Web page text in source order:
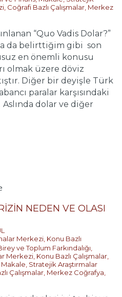
Coğrafi Bazlı Çalışmalar Merkez
“Quo Vadis Dolar?”
da belirttiğim gibi son
en önemli konusu
olmak üzere döviz
Diğer bir deyişle Türk
paralar karşısındaki
Aslında dolar ve diğer
NEDEN VE OLASI
Merkezi, Konu Bazlı
ve Toplum Farkındalığı,
Merkezi, Konu Bazlı Çalışmalar,
Makale, Stratejik Araştırmalar
Çalışmalar, Merkez Coğrafya,